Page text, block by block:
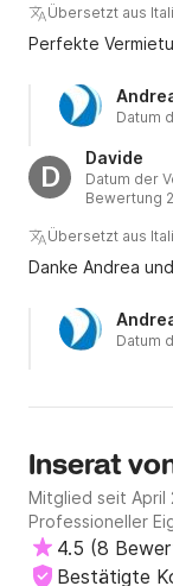
Übersetzt aus
Perfekte
Datum
D
Davide
Datum der
Bewertung
Übersetzt aus
Danke Andrea
Datum
Inserat
Mitglied seit April
Professioneller
4.5 (8
Bestätigte